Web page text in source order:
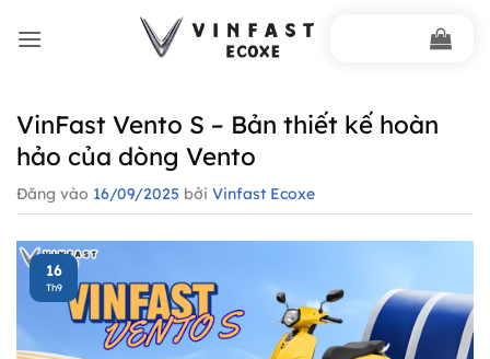
qua
VinFast Vento S – Bản thiết kế hoàn
hảo của dòng Vento
Đăng vào 16/09/2025 bởi Vinfast Ecoxe
16
Th9